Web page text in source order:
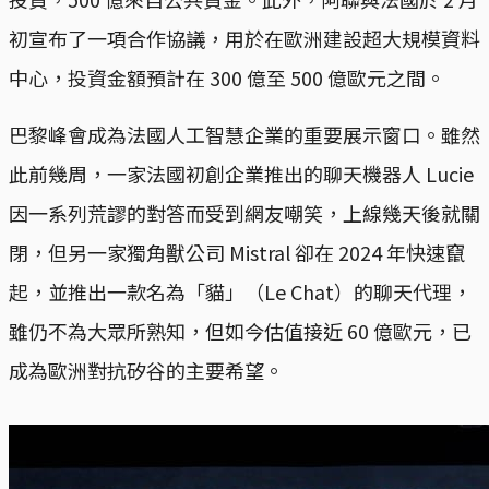
初宣布了一項合作協議，用於在歐洲建設超大規模資料
中心，投資金額預計在 300 億至 500 億歐元之間。
巴黎峰會成為法國人工智慧企業的重要展示窗口。雖然
此前幾周，一家法國初創企業推出的聊天機器人 Lucie
因一系列荒謬的對答而受到網友嘲笑，上線幾天後就關
閉，但另一家獨角獸公司 Mistral 卻在 2024 年快速竄
起，並推出一款名為「貓」（Le Chat）的聊天代理，
雖仍不為大眾所熟知，但如今估值接近 60 億歐元，已
成為歐洲對抗矽谷的主要希望。